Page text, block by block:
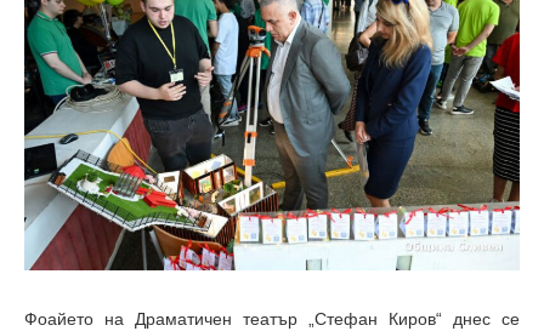
2
0
2
6
Фоайето на Драматичен театър „Стефан Киров“ днес се